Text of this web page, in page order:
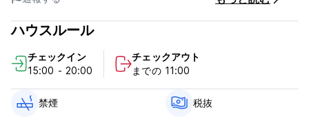
私たちは旅行が好きで、もちろん旅行者も好きです!!私たちはゲ
ストを常に一緒に保ちたいと考えています:
夜 ;パブ、ビーチパーティー、ディナーナイトに行くこと。
報。
私たちはおそらくニースで最高のロケーションにあるホステルで
す。マッセナ広場 (市内のメイン広場) から 100 メートル、旧市
街とすべてのパブとクラブから 100 メートル (世界的に有名なウ
ハウスルール
チェックイン
15:00 - 20:00
チェックアウト
までの 11:00
禁煙 税抜